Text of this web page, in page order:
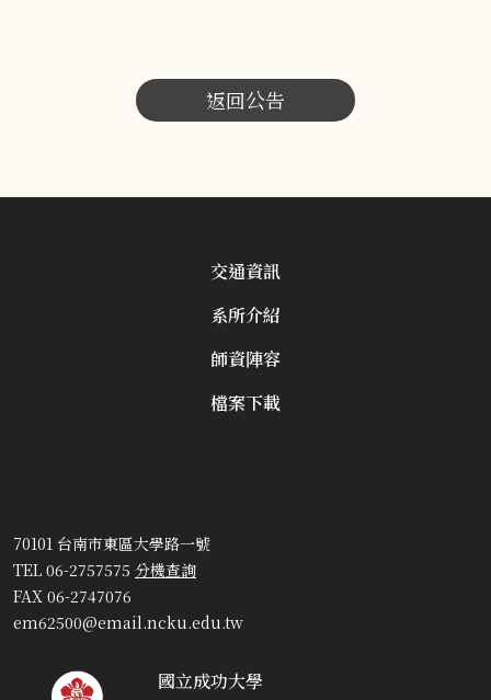
返回公告
交通資訊
系所介紹
師資陣容
檔案下載
70101 台南市東區大學路一號
TEL 06-2757575 分機查詢
FAX 06-2747076
em62500@email.ncku.edu.tw
國立成功大學